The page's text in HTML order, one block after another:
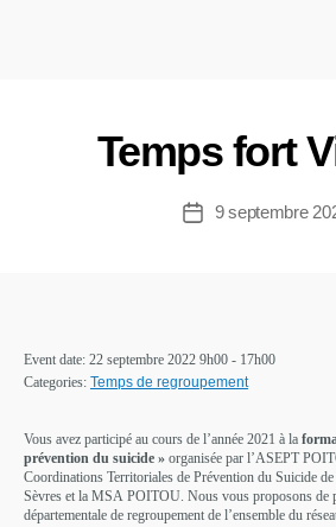
Temps fort
Date9 septembre
Event date: 22 septembre 2022 9h00 - 17h00
Categories: Temps de regroupement
Vous avez participé au cours de l’année 2021 à la
prévention du suicide » organisée par l’ASEPT
Coordinations Territoriales de Prévention du Suicide
Sèvres et la MSA POITOU. Nous vous proposons de
départementale de regroupement de l’ensemble du